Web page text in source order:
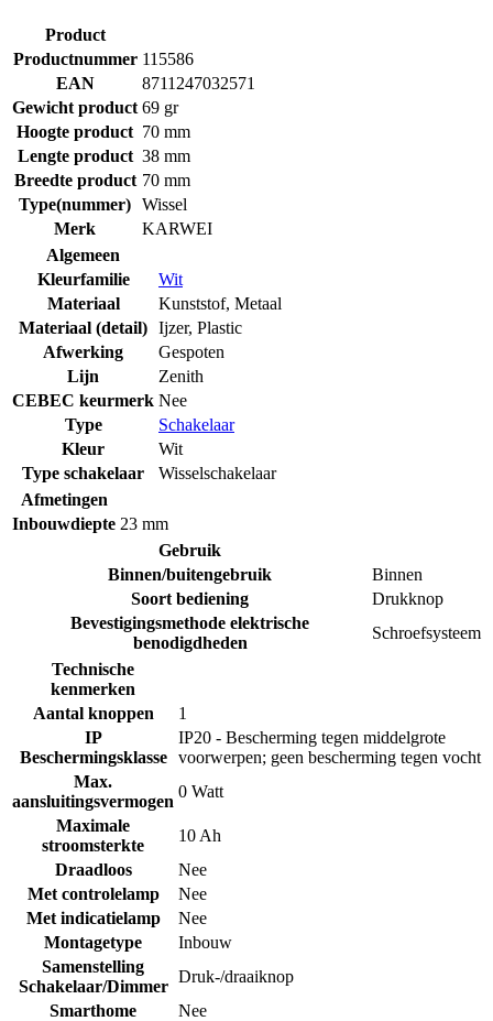
Product
Productnummer 115586
EAN
8711247032571
Gewicht product 69 gr
Hoogte product 70 mm
Lengte product 38 mm
Breedte product 70 mm
Type(nummer) Wissel
Merk
KARWEI
Algemeen
Kleurfamilie
Wit
Materiaal
Kunststof, Metaal
Materiaal (detail) Ijzer, Plastic
Afwerking
Gespoten
Lijn
Zenith
CEBEC keurmerk Nee
Type
Schakelaar
Kleur
Wit
Type schakelaar
Wisselschakelaar
Afmetingen
Inbouwdiepte 23 mm
Gebruik
Binnen/buitengebruik
Binnen
Soort bediening
Drukknop
Bevestigingsmethode elektrische
benodigdheden
Schroefsysteem
Technische
kenmerken
Aantal knoppen
1
IP
Beschermingsklasse
IP20 - Bescherming tegen middelgrote
voorwerpen; geen bescherming tegen vocht
Max.
aansluitingsvermogen
0 Watt
Maximale
stroomsterkte
10 Ah
Draadloos
Nee
Met controlelamp
Nee
Met indicatielamp
Nee
Montagetype
Inbouw
Samenstelling
Schakelaar/Dimmer
Druk-/draaiknop
Smarthome
Nee